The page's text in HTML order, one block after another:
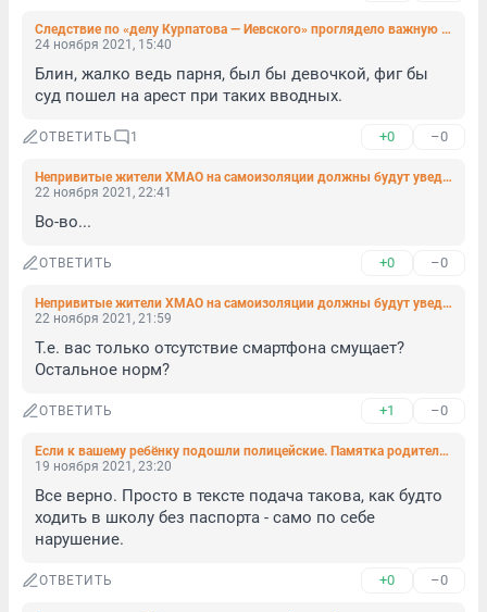
Следствие по «делу Курпатова — Иевского» проглядело важную улику. Родители обвиняемого нашли её после обыска
24 ноября 2021, 15:40
Блин, жалко ведь парня, был бы девочкой, фиг бы
суд пошел на арест при таких вводных.
ОТВЕТИТЬ 1 +0 –0
Непривитые жители ХМАО на самоизоляции должны будут уведомлять о выходе из дома через приложение
22 ноября 2021, 22:41
Во-во...
ОТВЕТИТЬ +0 –0
Непривитые жители ХМАО на самоизоляции должны будут уведомлять о выходе из дома через приложение
22 ноября 2021, 21:59
Т.е. вас только отсутствие смартфона смущает?
Остальное норм?
ОТВЕТИТЬ +1 –0
Если к вашему ребёнку подошли полицейские. Памятка родителям
19 ноября 2021, 23:20
Все верно. Просто в тексте подача такова, как будто
ходить в школу без паспорта - само по себе
нарушение.
ОТВЕТИТЬ +0 –0